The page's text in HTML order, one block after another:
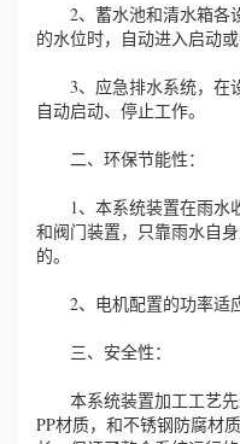
2、蓄水池和清水箱各
的水位时，自动进入启动或
3、应急排水系统，在
自动启动、停止工作。
二、环保节能性：
1、本系统装置在雨水
和阀门装置，只靠雨水自
的。
2、电机配置的功率适应
三、安全性：
本系统装置加工工艺先
PP材质，和不锈钢防腐材